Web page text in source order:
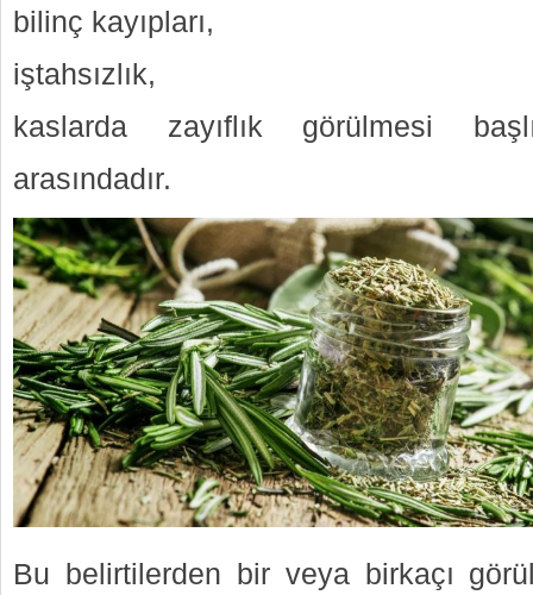
bilinç kayıpları,
iştahsızlık,
kaslarda zayıflık görülmesi
arasındadır.
Bu belirtilerden bir veya birkaçı